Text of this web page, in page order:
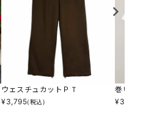
ウェスチュカットＰＴ
¥3,795(税込)
巻いて
¥3,245